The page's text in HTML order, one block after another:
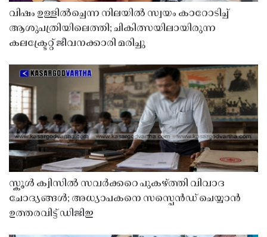
വിഷം ഉള്ളിൽച്ചെന്ന നിലയിൽ സ്വയം കാറോടിച്ച്
ആശുപത്രിയിലെത്തി; ചികിത്സയിലായിരുന്ന
കലക്ട്രേറ്റ് ജീവനക്കാരി മരിച്ചു
സ്കൂൾ ക്വിസിൽ സവർക്കറെ പുകഴ്ത്തി വിവാദ
ചോദ്യങ്ങൾ; അധ്യാപകനെ സസ്പെൻഡ് ചെയ്യാൻ
ഉത്തരവിട്ട് ഡിജിഇ